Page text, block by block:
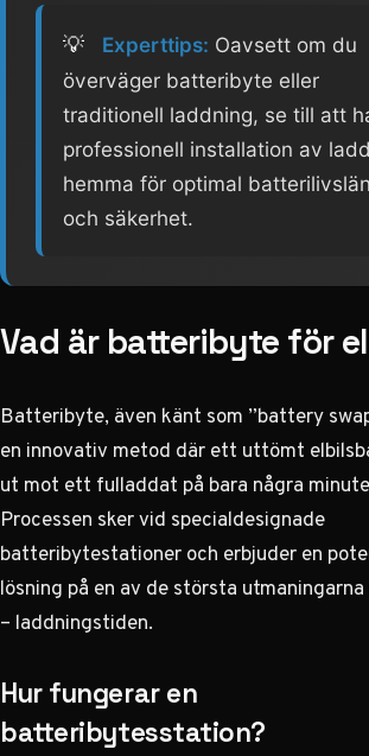
💡 Experttips: Oavsett om du
överväger batteribyte eller
traditionell laddning, se till att
professionell installation av
hemma för optimal
och säkerhet.
Vad är batteribyte för
Batteribyte, även känt som ”battery
en innovativ metod där ett uttömt
ut mot ett fulladdat på bara några
Processen sker vid specialdesignade
batteribytestationer och erbjuder en
lösning på en av de största
– laddningstiden.
Hur fungerar en
batteribytesstation?